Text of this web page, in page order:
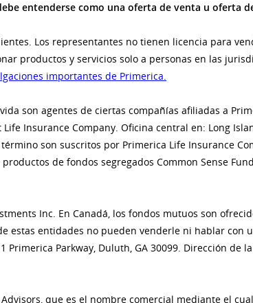
entenderse como una oferta de venta u oferta
Los representantes no tienen licencia para
productos y servicios solo a personas en las
importantes de Primerica.
son agentes de ciertas compañías afiliadas a
Insurance Company. Oficina central en: Long
son suscritos por Primerica Life Insurance
de fondos segregados Common Sense
Inc. En Canadá, los fondos mutuos son
estas entidades no pueden venderle ni hablar con
Parkway, Duluth, GA 30099. Dirección de
que es el nombre comercial mediante el